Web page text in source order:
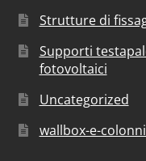
Strutture di
Supporti
fotovoltaici
Uncategorized
wallbox-e-